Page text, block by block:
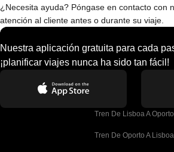
¿Necesita ayuda? Póngase en contacto con
atención al cliente antes o durante su viaje.
Nuestra aplicación gratuita para cada
¡planificar viajes nunca ha sido tan fácil!
Tren De Lisboa A Oporto
Tren De Oporto A Lisboa